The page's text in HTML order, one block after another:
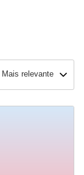
Mais relevante